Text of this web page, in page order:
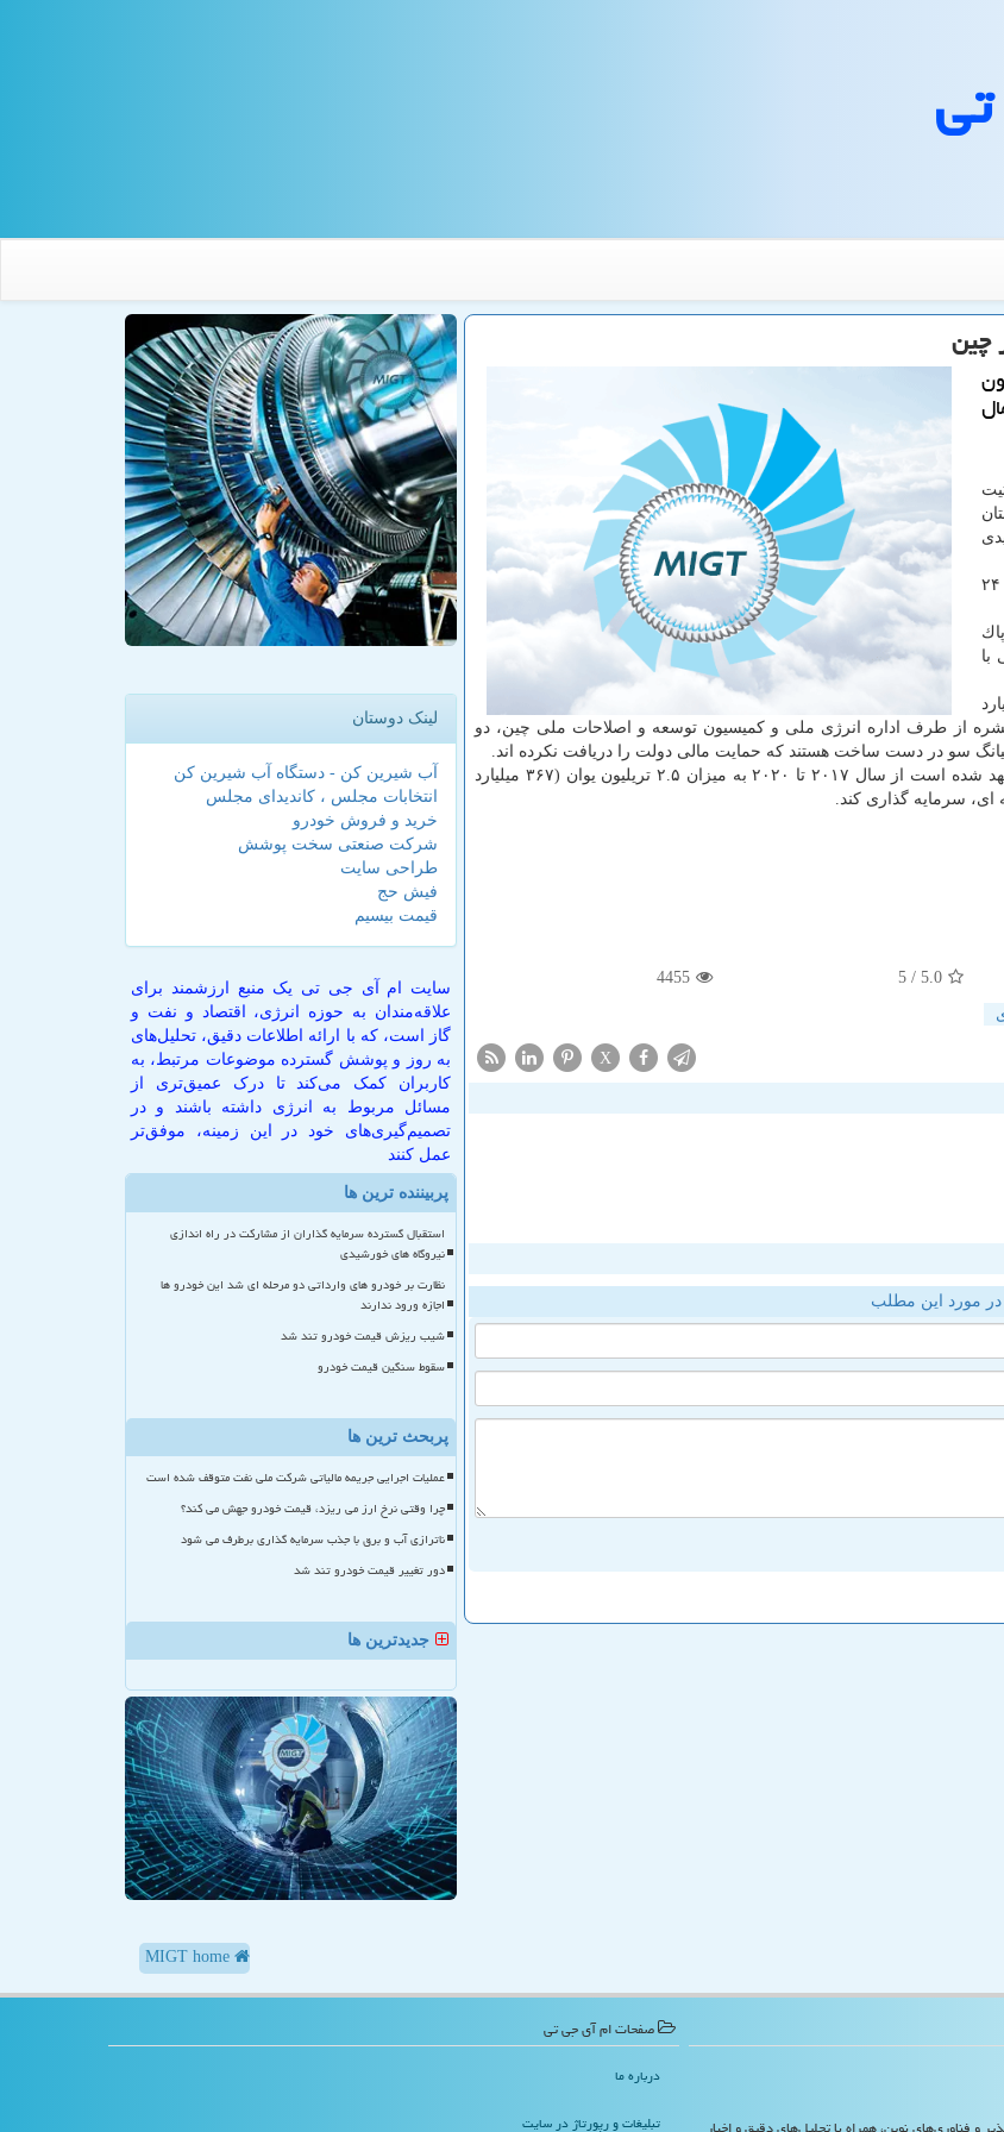
چین
استان
ساخت این مزرعه در شهر چائویانگ در ژوئن شروع شد و در ۲۴
با
لیااونینگ حدود ۲.۹ میلیارد
منتشره از طرف اداره انرژی ملی و كمیسیون توسعه و اصلاحات ملی چین، دو
چین در توسعه پروژه های خورشیدی پیشرفت عظیمی داشته و متعهد شده است از سال ۲۰۱۷ تا ۲۰۲۰ به میزان ۲.۵ تریلیون یوان (۳۶۷ میلیارد
ای، سرمایه گذاری كند.
5.0
/ 5
4455
X
مورد این مطلب
لینک دوستان
آب شیرین کن - دستگاه آب شیرین کن
انتخابات مجلس ، کاندیدای مجلس
خرید و فروش خودرو
شرکت صنعتی سخت پوشش
طراحی سایت
فیش حج
قیمت بیسیم
سایت ام آی جی تی یک منبع ارزشمند برای
علاقه‌مندان به حوزه انرژی، اقتصاد و نفت و
گاز است، که با ارائه اطلاعات دقیق، تحلیل‌های
به روز و پوشش گسترده موضوعات مرتبط، به
کاربران کمک می‌کند تا درک عمیق‌تری از
مسائل مربوط به انرژی داشته باشند و در
تصمیم‌گیری‌های خود در این زمینه، موفق‌تر
عمل کنند
پربیننده ترین ها
استقبال گسترده سرمایه گذاران از مشارکت در راه اندازی
نیروگاه های خورشیدی
نظارت بر خودرو های وارداتی دو مرحله ای شد این خودرو ها
اجازه ورود ندارند
شیب ریزش قیمت خودرو تند شد
سقوط سنگین قیمت خودرو
پربحث ترین ها
عملیات اجرایی جریمه مالیاتی شرکت ملی نفت متوقف شده است
چرا وقتی نرخ ارز می ریزد، قیمت خودرو جهش می کند؟
ناترازی آب و برق با جذب سرمایه گذاری برطرف می شود
دور تغییر قیمت خودرو تند شد
جدیدترین ها
صفحات ام آی جی تی
درباره ما
تبلیغات و رپورتاژ در سایت